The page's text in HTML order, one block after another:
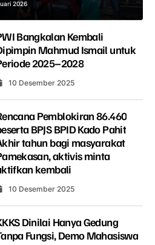
2026
Bangkalan Kembali
Mahmud Ismail untuk
2025–2028
10 Desember 2025
Pemblokiran 86.460
BPJS BPID Kado Pahit
tahun bagi masyarakat
aktivis minta
kembali
10 Desember 2025
Dinilai Hanya Gedung
Fungsi, Demo Mahasiswa